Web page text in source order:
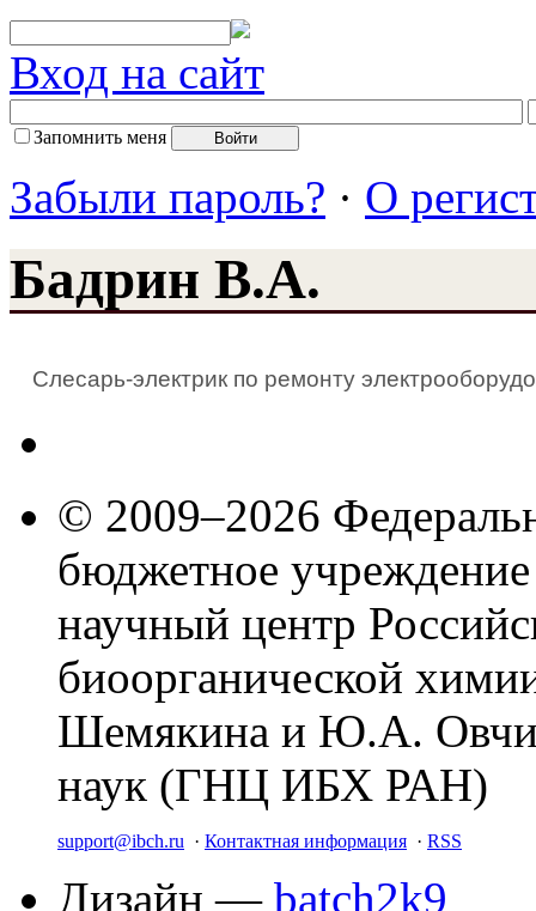
Вход на сайт
Запомнить меня
Забыли пароль? · О
Бадрин В.А.
Слесарь-электрик по ремонту
© 2009–2026
бюджетное
научный центр
биоорганической
Шемякина и Ю.А.
наук (ГНЦ ИБХ РАН)
support@ibch.ru · Контактная информация · RSS
Дизайн — batch2k9